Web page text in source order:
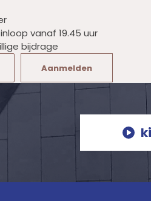
vanaf 19.45 uur
bijdrage
Aanmelden